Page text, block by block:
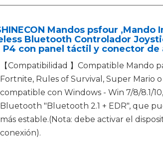
Mandos psfour
Bluetooth Controlador
P4 con panel táctil y conector de
【Compatibilidad 】Compatible Mando
Fortnite, Rules of Survival, Super Mario
compatible con Windows - Win 7/8/8.1/
Bluetooth "Bluetooth 2.1 + EDR", que
más estable.(Nota: debe activar el
conexión).